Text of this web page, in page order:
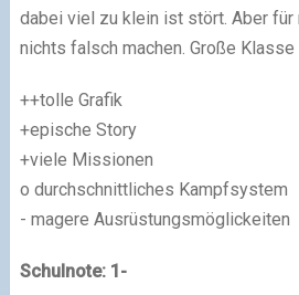
dabei viel zu klein ist stört. Aber für
nichts falsch machen. Große Klasse
++tolle Grafik
+epische Story
+viele Missionen
o durchschnittliches Kampfsystem
- magere Ausrüstungsmöglickeiten
Schulnote: 1-